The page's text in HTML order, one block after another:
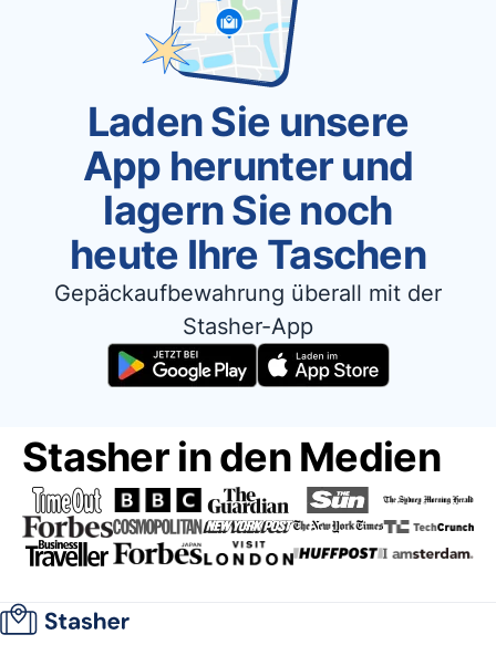
Laden Sie unsere
App herunter und
lagern Sie noch
heute Ihre Taschen
Gepäckaufbewahrung überall mit der
Stasher-App
Stasher in den Medien